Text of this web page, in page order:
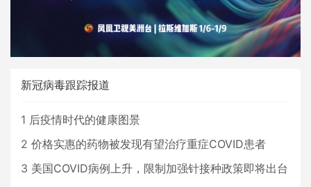
新冠病毒跟踪报道
1 后疫情时代的健康图景
2 价格实惠的药物被发现有望治疗重症COVID患者
3 美国COVID病例上升，限制加强针接种政策即将出台